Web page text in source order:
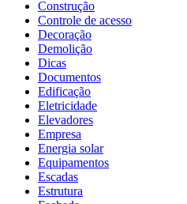
Construção
Controle de acesso
Decoração
Demolição
Dicas
Documentos
Edificação
Eletricidade
Elevadores
Empresa
Energia solar
Equipamentos
Escadas
Estrutura